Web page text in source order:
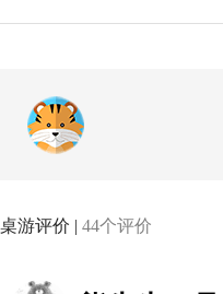
桌游评价 | 44个评价